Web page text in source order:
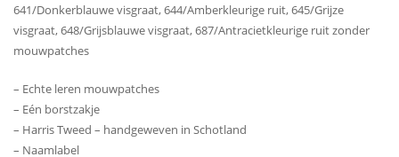
641/Donkerblauwe visgraat, 644/Amberkleurige ruit, 645/Grijze
visgraat, 648/Grijsblauwe visgraat, 687/Antracietkleurige ruit zonder
mouwpatches
– Echte leren mouwpatches
– Eén borstzakje
– Harris Tweed – handgeweven in Schotland
– Naamlabel